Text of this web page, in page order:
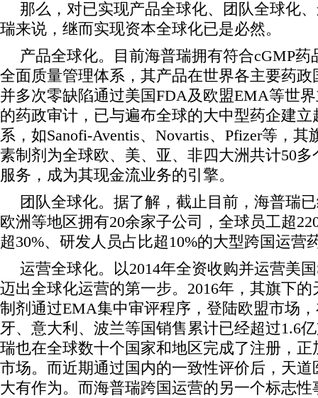
那么，对已实现产品全球化、团队全球化
瑞来说，继而实现资本全球化已是必然。
产品全球化。目前海普瑞拥有符合cGMP
全面质量管理体系，其产品在世界各主要药
并多次零缺陷通过美国FDA及欧盟EMA等世
的药政审计，已与遍布全球的大中型药企建
系，如Sanofi-Aventis、Novartis、Pfizer等，
素制剂为全球欧、美、亚、非四大洲共计50
服务，成为其现金流业务的引擎。
团队全球化。据了解，截止目前，海普瑞
欧洲等地区拥有20余家子公司，全球员工超
超30%、研发人员占比超10%的大型跨国运营
运营全球化。以2014年全资收购并运营美
迈出全球化运营的第一步。2016年，其旗下
制剂通过EMA集中审评程序，登陆欧盟市场
牙、意大利、波兰等国销售累计已经超过1.6
瑞也在全球数十个国家和地区完成了注册，
市场。而近期通过国内的一致性评价后，天
大有作为。而海普瑞跨国运营的另一个标志性